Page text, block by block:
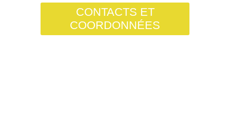
CONTACTS ET
COORDONNÉES